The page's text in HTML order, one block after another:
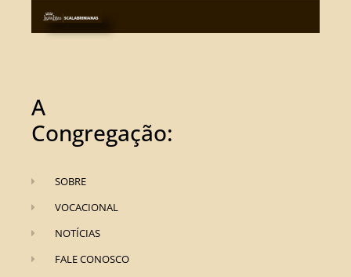
A
Congregação:
SOBRE
VOCACIONAL
NOTÍCIAS
FALE CONOSCO